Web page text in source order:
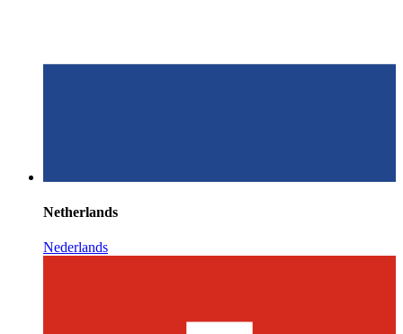
Netherlands
Nederlands